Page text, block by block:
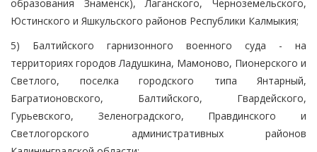
образования Знаменск), Лаганского, Черноземельского,
Юстинского и Яшкульского районов Республики Калмыкия;
5) Балтийского гарнизонного военного суда - на
территориях городов Ладушкина, Мамоново, Пионерского и
Светлого, поселка городского типа Янтарный,
Багратионовского, Балтийского, Гвардейского,
Гурьевского, Зеленоградского, Правдинского и
Светлогорского административных районов